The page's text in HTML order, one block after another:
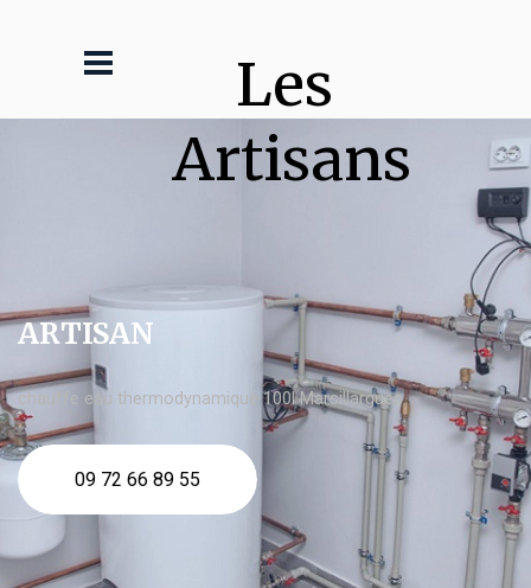
Les
Artisans
ARTISAN
chauffe eau thermodynamique 100l Marsillargues
09 72 66 89 55